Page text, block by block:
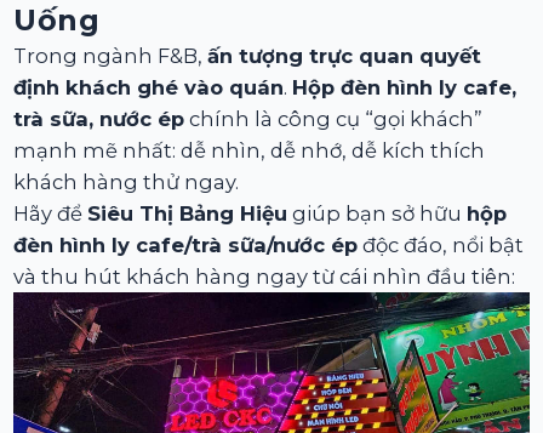
Uống
Trong ngành F&B,ấn tượng trực quan quyết
định khách ghé vào quán. Hộp đèn hình ly cafe,
trà sữa, nước ép chính là công cụ “gọi khách”
mạnh mẽ nhất: dễ nhìn, dễ nhớ, dễ kích thích
khách hàng thử ngay.
Hãy để Siêu Thị Bảng Hiệu giúp bạn sở hữu hộp
đèn hình ly cafe/trà sữa/nước ép độc đáo, nổi bật
và thu hút khách hàng ngay từ cái nhìn đầu tiên: